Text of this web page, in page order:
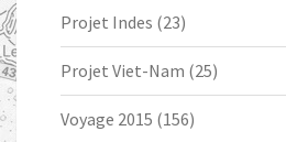
Projet Indes (23)
Projet Viet-Nam (25)
Voyage 2015 (156)